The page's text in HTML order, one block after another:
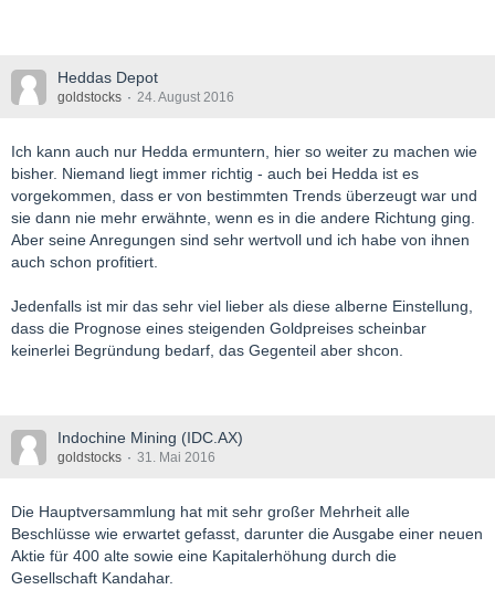
Heddas Depot
goldstocks 24. August 2016
Ich kann auch nur Hedda ermuntern, hier so weiter zu machen wie
bisher. Niemand liegt immer richtig - auch bei Hedda ist es
vorgekommen, dass er von bestimmten Trends überzeugt war und
sie dann nie mehr erwähnte, wenn es in die andere Richtung ging.
Aber seine Anregungen sind sehr wertvoll und ich habe von ihnen
auch schon profitiert.
Jedenfalls ist mir das sehr viel lieber als diese alberne Einstellung,
dass die Prognose eines steigenden Goldpreises scheinbar
keinerlei Begründung bedarf, das Gegenteil aber shcon.
Indochine Mining (IDC.AX)
goldstocks 31. Mai 2016
Die Hauptversammlung hat mit sehr großer Mehrheit alle
Beschlüsse wie erwartet gefasst, darunter die Ausgabe einer neuen
Aktie für 400 alte sowie eine Kapitalerhöhung durch die
Gesellschaft Kandahar.